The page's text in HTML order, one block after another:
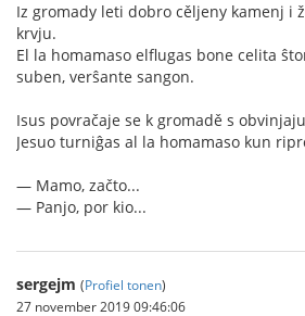
Iz gromady leti dobro cěljeny kamenj i
krvju.
El la homamaso elflugas bone celita
suben, verŝante sangon.
Isus povračaje se k gromadě s
Jesuo turniĝas al la homamaso kun
— Mamo, začto...
— Panjo, por kio...
sergejm (Profiel tonen)
27 november 2019 09:46:06